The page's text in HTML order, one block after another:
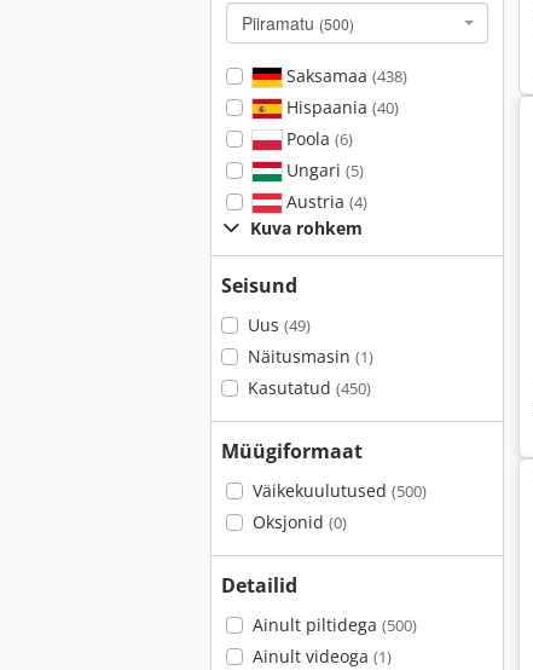
Piiramatu (500)
Saksamaa (438)
Hispaania (40)
Poola (6)
Ungari (5)
Austria (4)
Kuva rohkem
Seisund
Uus (49)
Näitusmasin (1)
Kasutatud (450)
Müügiformaat
Väikekuulutused (500)
Oksjonid (0)
Detailid
Ainult piltidega (500)
Ainult videoga (1)
Abb Irb Irb Kuka